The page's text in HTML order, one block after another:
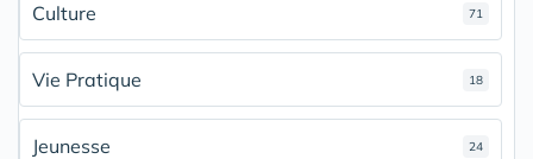
Culture 71
Vie Pratique 18
Jeunesse 24